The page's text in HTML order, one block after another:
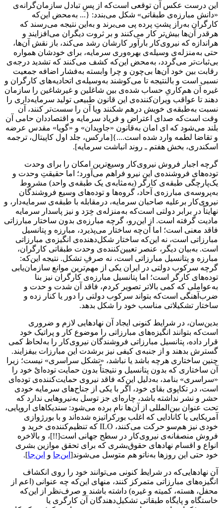
این درست عکس آن توقعی است‌که از پسِ تبادل سازمان‌گرانه‌ی
«دانش مبارزه‌ی طبقاتی» شکل می‌بندد: {... به‌محض این‌که
کارگران به‌راز پشتِ پرده پی می‌برند و به‌این نتیجه می‌رسند که
هرقدر آن‌ها بیش‌تر کار می‌کنند و بر ثروت دیگران می‌افزایند و
هراندازه که نیروی‌کار بارآور کارشان رشد می‌کند، باز نقش آن‌ها،
حتی به‌منزله‌ی وسیله‌ی بهره‌وری سرمایه، برای خودشان همواره
بی‌ثبات‌تر می‌گردد، به‌محض این‌که کشف می‌کنند که تشدید درجه‌ی
رقابت بین خود آن‌ها بی‌چون و چرا وابسته به‌فشار اضافه جمعیت
نسبی است و بالنتیجه تا می‌کوشند به‌وسیله‌ی اتحادیه‌های کارگران و
غیره آن هم‌کاریِ حساب شده‌ی بین شاغلین و غیرشاغین را سازمان
دهند تا عواقب ویران‌کننده‌ی این قانون طبیعی تولید سرمایه‌داری را
نسبت به‌طبقه‌ی خویش درهم شکنند ویا آن را سست‌تر کنند، آن
وقت است‌که صدای اعتراض و فریاد سرمایه و اقتصاددان حامی آن
بلند می‌شود که ای امان به‌قانون «جاویدان» و «گویا» مقدس عرضه
و تقاضا لطمه وارد شده است....}[مارکس، جلد اول کاپیتال، ترجمه
اسکندری، بخش هفتم ـ روند انباشت سرمایه].
گرچه اجبار فروش نیروی‌کار وسیع‌ترین امکان را برای وحدت
توده‌های فروشنده‌ی این نیرو فراهم می‌آورد؛ اما حقیقتِ وحدت و
یک‌پارچگی طبقه‌ی کارگر (به‌مثابه‌ی یک طبقه‌ی واحد) مشروط
به‌پروسه‌ی مبارزه‌ی آحاد، گروه‌ها و توده‌های وسیع فروشندگان
نیروی‌کار برعلیه صاحبان سرمایه، درمقابله‌ با طبقه‌ی سرمایه‌دار، و
نهایتاً در برابر دولتی است‌که به‌منزله‌ی خِرَد و نیز پاسدار سرمایه
مادیت گرفته است. از این‌رو، گرچه مبارزه‌ی بدون ساختار مبارزاتی
فاقد معنی است؛ اما آن‌چه ساختار می‌پذیرد، مبارزه و پتانسیل
مبارزاتی است، نه این‌که ساختار شکل‌دهنده‌ی انگیزه‌ی مبارزاتی
است. به‌بیان دیگر، عنصر تعیین‌کننده‌ی وحدت طبقاتی کارگران،
مبارزه و پتانسیل مبارزاتی است، نه صرفِ تشکل. نتیجه این‌که:
گرچه سرکوب دولتی در ایران یکی از مهم‌ترین موانع سازمان‌یابی
توده‌های کارگر است؛ اما پتانسیل مبارزه‌ی کارگران نیز بنا
به‌عواملی که کمی بالاتر تصویر کردم، فاقد آن شدت و حدت و
ضرب‌آهنگی است‌که بتواند سرکوب دولتی را دور یا کنار زده و
ساختار تشکیلاتی مناسب خود را شکل بدهد.
بدین‌سان، در شرایط کنونی ایجاد آن نهادهایی لازم و ضروری
است‌که بتوانند انگیزه‌های مبارزاتی را موضوع کار و پراتیک خود
قرار داده، پتانسیل مبارزاتی فروشندگان نیروی‌کار را به‌لحاظ کمی
گسترش بدهند و از جنبه‌ی کیفی نیز برشدت این مبارزات بیفزایند.
چنین ساختاری هرچه باشد یا نباشد، «تشکل سراسری» نیست؛ زیرا
آن ساختاری که بدون پتانسیل و نتیجتاً بدون حمایت توده‌ایْ خود را
«سراسری» بنامد، به‌دلیل این‌که فاقد نیروی حمایت‌کننده‌ی توده‌ای
است، در تکاپوی بقای خود، اگر با ‌یکی از جناح‌های سرمایه خودی
حشر و نشر نداشته باشد، چاره‌ای جز توسل به‌نیروهایی ندارد که
تحت عنوان بین‌المللی از آن‌ها نام برده می‌شود: سندیکاهای اروپایی،
آمریکایی یا کانادایی ‌که اغلب بورکراتیزه شده‌اند و با بورژوازی
خودی نیز هم‌سو حرکت می‌کنند، ILO که تنظیم‌کننده‌ی خرید و
فروش منصفانه‌ی نیروی‌کار در سطح جهانی است[!!]، و بالاخره
انواع و اقسام نهادهای حقوق‌بشری که برای تحقق موازین بشری
خود حتی این روزها به‌ناتو هم متوسل می‌شوند[ این‌جا و این‌جا].
آن نهادهایی‌که در شرایط کنونی می‌توانند خود را روی انکشاف
انگیزه‌های مبارزاتی متمرکز کنند، منهای این‌که چه عنوانی (اعم از
محفل، هسته، کمیته و غیره) داشته باشند و صرف‌نظر از این‌که
خاستگاه و پایگاه طبقاتی تشکیل‌دهندگان آن کارگری یا